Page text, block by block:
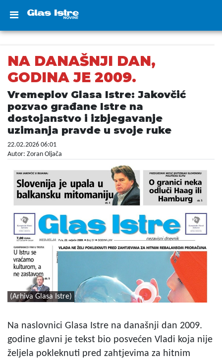
NA DANAŠNJI DAN,
GODINA JE 2009.
Vremeplov Glasa Istre: Jakovčić
pozvao građane Istre na
dostojanstvo i izbjegavanje
uzimanja pravde u svoje ruke
22.02.2026 06:01
Autor: Zoran Oljača
(Arhiva Glasa Istre)
Na naslovnici Glasa Istre na današnji dan 2009.
godine glavni je tekst bio posvećen Vladi koja nije
željela pokleknuti pred zahtjevima za hitnim